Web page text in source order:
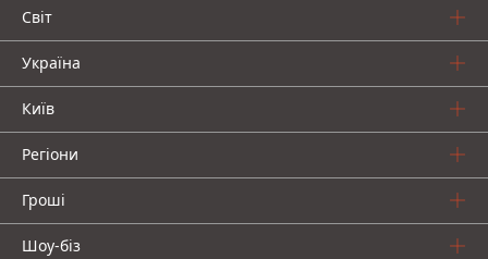
Світ
Україна
Київ
Регіони
Гроші
Шоу-біз